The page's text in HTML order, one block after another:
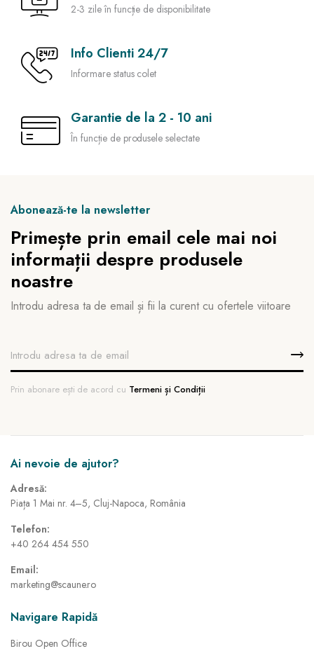
2-3 zile în funcție de disponibilitate
Info Clienti 24/7
Informare status colet
Garantie de la 2 - 10 ani
În funcție de produsele selectate
Abonează-te la newsletter
Primește prin email cele mai noi
informații despre produsele
noastre
Introdu adresa ta de email și fii la curent cu ofertele viitoare
Prin abonare ești de acord cu Termeni și Condiții
Ai nevoie de ajutor?
Adresă:
Piața 1 Mai nr. 4–5, Cluj-Napoca, România
Telefon:
+40 264 454 550
Email:
marketing@scaune.ro
Navigare Rapidă
Birou Open Office